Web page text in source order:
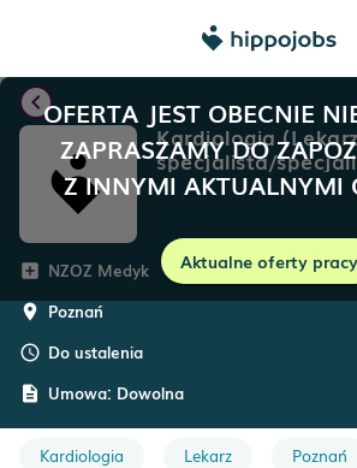
OFERTA JEST OBECNIE
ZAPRASZAMY DO
Z INNYMI AKTUALNYMI
Aktualne oferty pracy
chevron_left
Kardiologia
specjalista/
w trakcie
add_box NZOZ Medyk
room Poznań
schedule Do ustalenia
description Umowa: Dowolna
Kardiologia Lekarz Poznań